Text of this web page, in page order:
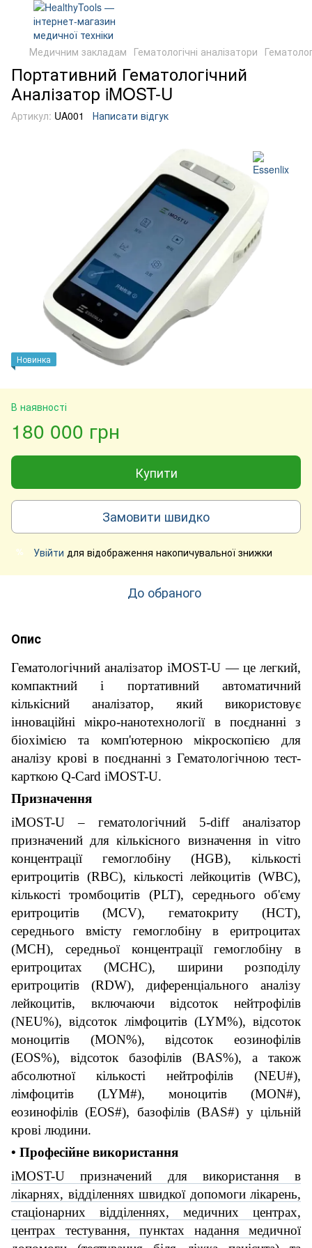
Медичним закладам Гематологічні аналізатори
Портативний Гематологічний
Аналізатор iMOST-U
Артикул: UA001 Написати відгук
Новинка
В наявності
180 000 грн
Купити
Замовити швидко
% Увійти для відображення накопичувальної знижки
До обраного
Опис
Гематологічний аналізатор iMOST-U — це легкий,
компактний і портативний автоматичний
кількісний аналізатор, який використовує
інноваційні мікро-нанотехнології в поєднанні з
біохімією та комп'ютерною мікроскопією для
аналізу крові в поєднанні з Гематологічною тест-
карткою Q-Card iMOST-U.
Призначення
iMOST-U – гематологічний 5-diff аналізатор
призначений для кількісного визначення in vitro
концентрації гемоглобіну (HGB), кількості
еритроцитів (RBC), кількості лейкоцитів (WBC),
кількості тромбоцитів (PLT), середнього об'єму
еритроцитів (MCV), гематокриту (HCT),
середнього вмісту гемоглобіну в еритроцитах
(MCH), середньої концентрації гемоглобіну в
еритроцитах (MCHC), ширини розподілу
еритроцитів (RDW), диференціального аналізу
лейкоцитів, включаючи відсоток нейтрофілів
(NEU%), відсоток лімфоцитів (LYM%), відсоток
моноцитів (MON%), відсоток еозинофілів
(EOS%), відсоток базофілів (BAS%), а також
абсолютної кількості нейтрофілів (NEU#),
лімфоцитів (LYM#), моноцитів (MON#),
еозинофілів (EOS#), базофілів (BAS#) у цільній
крові людини.
• Професійне використання
iMOST-U призначений для використання в
лікарнях, відділеннях швидкої допомоги лікарень,
стаціонарних відділеннях, медичних центрах,
центрах тестування, пунктах надання медичної